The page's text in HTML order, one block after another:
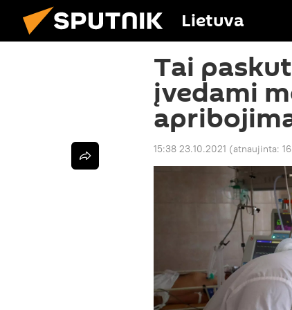
Lietuva
Tai
įvedami
15:38 23.10.2021 (atnaujinta: